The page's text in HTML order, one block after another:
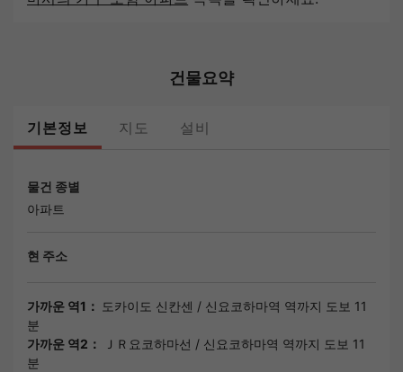
건물요약
기본정보 지도 설비
물건 종별
아파트
현 주소
가까운 역1： 도카이도 신칸센 / 신요코하마역 역까지 도보 11
분
가까운 역2：
ＪＲ요코하마선 / 신요코하마역 역까지 도보 11
분